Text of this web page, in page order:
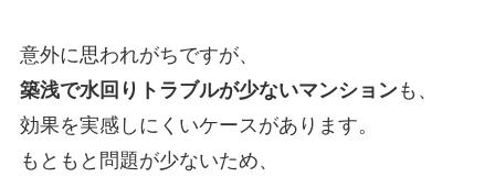
意外に思われがちですが、
築浅で水回りトラブルが少ないマンションも、
効果を実感しにくいケースがあります。
もともと問題が少ないため、